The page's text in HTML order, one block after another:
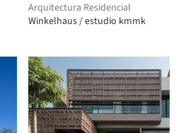
Arquitectura Residencial
Winkelhaus / estudio kmmk